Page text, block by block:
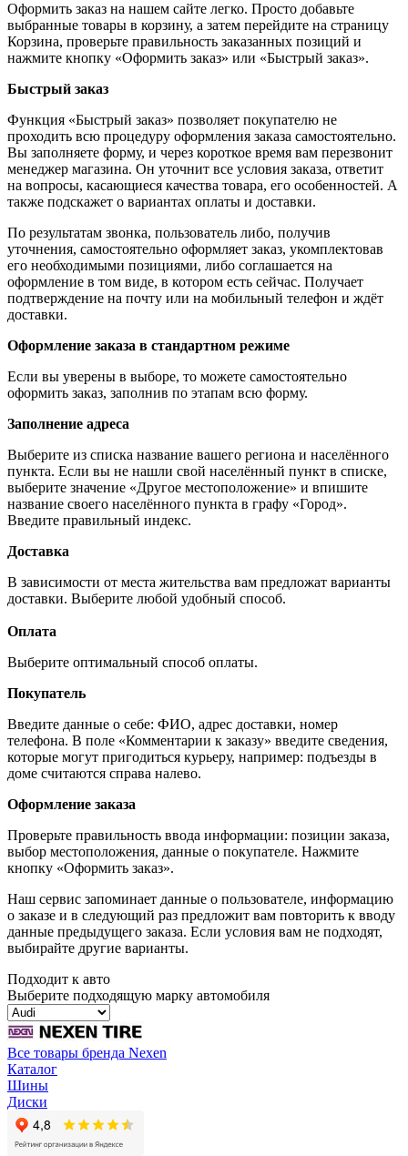
Оформить заказ на нашем сайте легко. Просто добавьте
выбранные товары в корзину, а затем перейдите на страницу
Корзина, проверьте правильность заказанных позиций и
нажмите кнопку «Оформить заказ» или «Быстрый заказ».
Быстрый заказ
Функция «Быстрый заказ» позволяет покупателю не
проходить всю процедуру оформления заказа самостоятельно.
Вы заполняете форму, и через короткое время вам перезвонит
менеджер магазина. Он уточнит все условия заказа, ответит
на вопросы, касающиеся качества товара, его особенностей. А
также подскажет о вариантах оплаты и доставки.
По результатам звонка, пользователь либо, получив
уточнения, самостоятельно оформляет заказ, укомплектовав
его необходимыми позициями, либо соглашается на
оформление в том виде, в котором есть сейчас. Получает
подтверждение на почту или на мобильный телефон и ждёт
доставки.
Оформление заказа в стандартном режиме
Если вы уверены в выборе, то можете самостоятельно
оформить заказ, заполнив по этапам всю форму.
Заполнение адреса
Выберите из списка название вашего региона и населённого
пункта. Если вы не нашли свой населённый пункт в списке,
выберите значение «Другое местоположение» и впишите
название своего населённого пункта в графу «Город».
Введите правильный индекс.
Доставка
В зависимости от места жительства вам предложат варианты
доставки. Выберите любой удобный способ.
Оплата
Выберите оптимальный способ оплаты.
Покупатель
Введите данные о себе: ФИО, адрес доставки, номер
телефона. В поле «Комментарии к заказу» введите сведения,
которые могут пригодиться курьеру, например: подъезды в
доме считаются справа налево.
Оформление заказа
Проверьте правильность ввода информации: позиции заказа,
выбор местоположения, данные о покупателе. Нажмите
кнопку «Оформить заказ».
Наш сервис запоминает данные о пользователе, информацию
о заказе и в следующий раз предложит вам повторить к вводу
данные предыдущего заказа. Если условия вам не подходят,
выбирайте другие варианты.
Подходит к авто
Выберите подходящую марку автомобиля
Все товары бренда Nexen
Каталог
Шины
Диски